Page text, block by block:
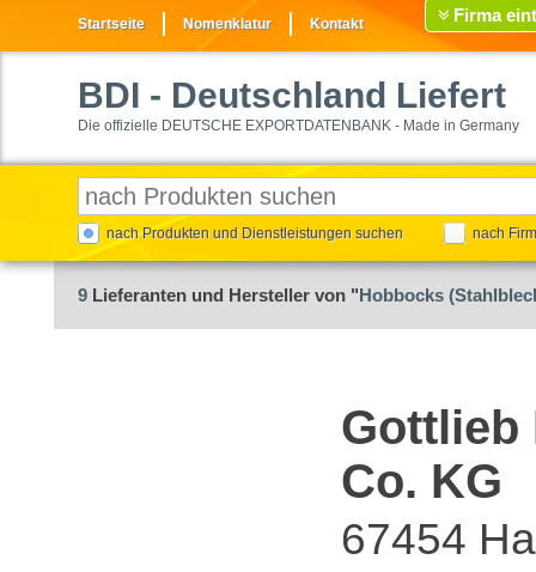
Startseite Nomenklatur Kontakt Firma
BDI - Deutschland Liefert
Die offizielle DEUTSCHE EXPORTDATENBANK - Made in Germany
nach Produkten und Dienstleistungen suchen nach
9 Lieferanten und Hersteller von "Hobbocks
Gottlieb
Co. KG
67454